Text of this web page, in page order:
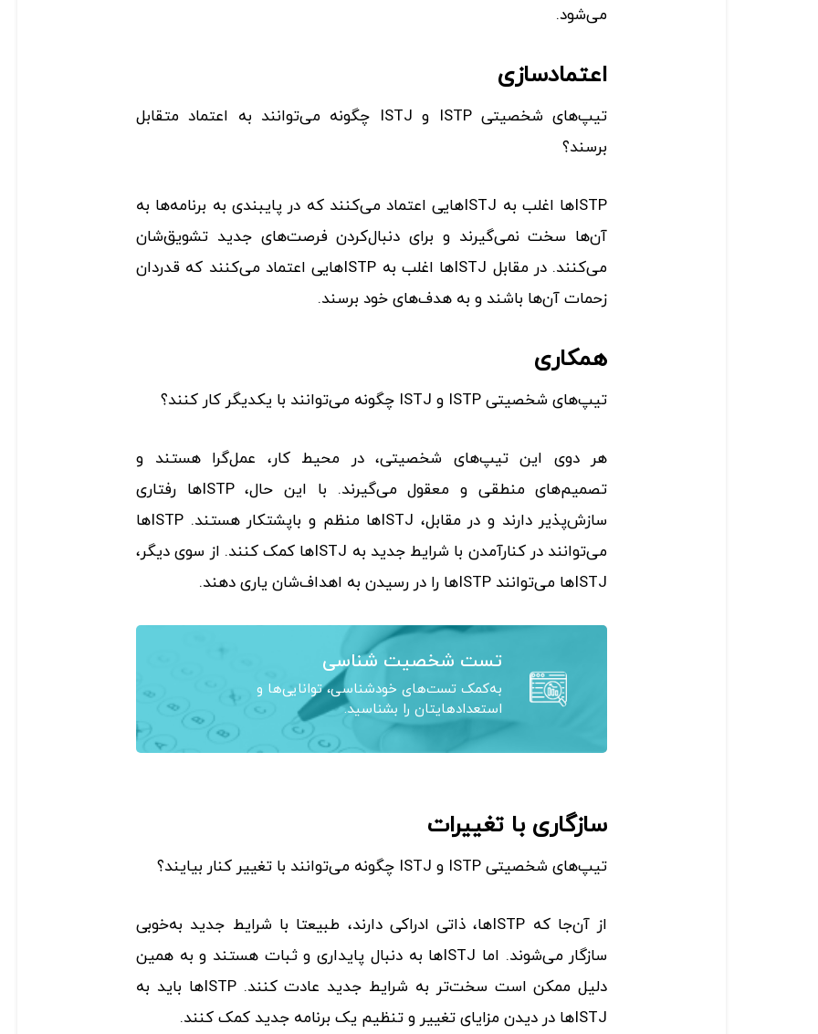
می‌شود.
اعتمادسازی
تیپ‌های شخصیتی ISTP و ISTJ چگونه می‌توانند به اعتماد متقابل
برسند؟
ISTPها اغلب به ISTJهایی اعتماد می‌کنند که در پایبندی به برنامه‌ها به
آن‌ها سخت نمی‌گیرند و برای دنبال‌کردن فرصت‌های جدید تشویق‌شان
می‌کنند. در مقابل ISTJها اغلب به ISTPهایی اعتماد می‌کنند که قدردان
زحمات آن‌ها باشند و به هدف‌های خود برسند.
همکاری
تیپ‌های شخصیتی ISTP و ISTJ چگونه می‌توانند با یکدیگر کار کنند؟
هر دوی این تیپ‌های شخصیتی، در محیط کار، عمل‌گرا هستند و
تصمیم‌های منطقی و معقول می‌گیرند. با این حال، ISTPها رفتاری
سازش‌پذیر دارند و در مقابل، ISTJها منظم و باپشتکار هستند. ISTPها
می‌توانند در کنارآمدن با شرایط جدید به ISTJها کمک کنند. از سوی دیگر،
ISTJها می‌توانند ISTPها را در رسیدن به اهداف‌شان یاری دهند.
تست شخصیت شناسی
به‌کمک تست‌های خودشناسی، توانایی‌ها و
استعدادهایتان را بشناسید.
سازگاری با تغییرات
تیپ‌های شخصیتی ISTP و ISTJ چگونه می‌توانند با تغییر کنار بیایند؟
از آن‌جا که ISTPها، ذاتی ادراکی دارند، طبیعتا با شرایط جدید به‌خوبی
سازگار می‌شوند. اما ISTJها به دنبال پایداری و ثبات هستند و به همین
دلیل ممکن است سخت‌تر به شرایط جدید عادت کنند. ISTPها باید به
ISTJها در دیدن مزایای تغییر و تنظیم یک برنامه جدید کمک کنند.